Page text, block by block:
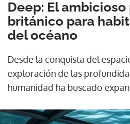
Deep: El
británico para
del océano
Desde la conquista del
exploración de las
humanidad ha buscado